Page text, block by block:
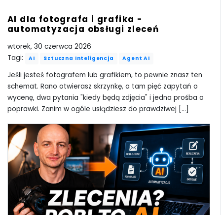
AI dla fotografa i grafika -
automatyzacja obsługi zleceń
wtorek, 30 czerwca 2026
Tagi:
AI Sztuczna Inteligencja Agent AI
Jeśli jesteś fotografem lub grafikiem, to pewnie znasz ten
schemat. Rano otwierasz skrzynkę, a tam pięć zapytań o
wycenę, dwa pytania "kiedy będą zdjęcia" i jedna prośba o
poprawki. Zanim w ogóle usiądziesz do prawdziwej [...]